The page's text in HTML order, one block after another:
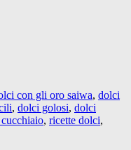
con gli oro saiwa, dolci
, dolci golosi, dolci
, ricette dolci,